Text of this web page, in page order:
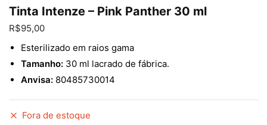
Tinta Intenze – Pink Panther 30 ml
R$95,00
Esterilizado em raios gama
Tamanho: 30 ml lacrado de fábrica.
Anvisa: 80485730014
Fora de estoque